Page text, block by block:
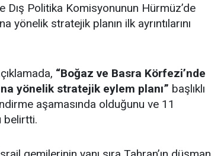
Dış Politika Komisyonunun Hürmüz’de
yönelik stratejik planın ilk ayrıntılarını
“Boğaz ve Basra Körfezi’nde
yönelik stratejik eylem planı” başlıklı
aşamasında olduğunu ve 11
belirtti.